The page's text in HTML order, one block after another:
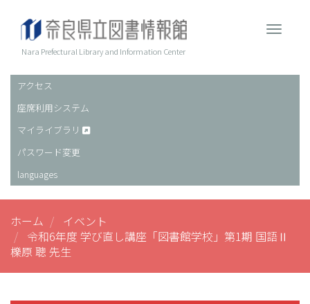
Nara Prefectural Library and Information Center
ヘ
ッ
ダ
ー
アクセス
座席利用システム
マイライブラリ
パスワード変更
languages
ホーム
イベント
令和6年度 学び直し講座「図書館学校」第1期 国語Ⅱ
櫟原 聰 先生